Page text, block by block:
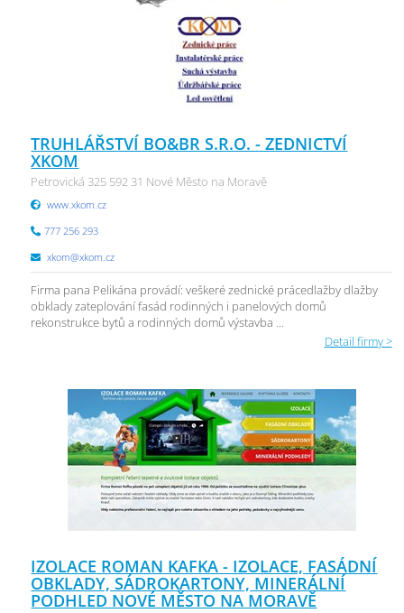
TRUHLÁŘSTVÍ BO&BR S.R.O. - ZEDNICTVÍ
XKOM
Petrovická 325 592 31 Nové Město na Moravě
www.xkom.cz
777 256 293
xkom@xkom.cz
Firma pana Pelikána provádí: veškeré zednické prácedlažby dlažby
obklady zateplování fasád rodinných i panelových domů
rekonstrukce bytů a rodinných domů výstavba ...
Detail firmy >
IZOLACE ROMAN KAFKA - IZOLACE, FASÁDNÍ
OBKLADY, SÁDROKARTONY, MINERÁLNÍ
PODHLED NOVÉ MĚSTO NA MORAVĚ